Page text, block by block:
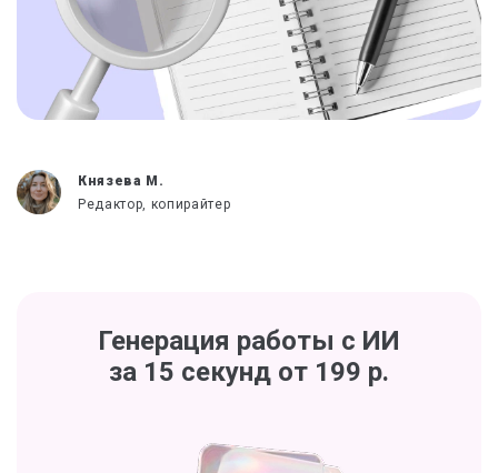
Князева М.
Редактор, копирайтер
Генерация работы с ИИ
за 15 секунд от 199 р.